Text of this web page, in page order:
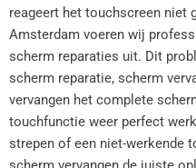
reageert het touchscreen niet
Amsterdam voeren wij
scherm reparaties uit. Dit
scherm reparatie, scherm
vervangen het complete
touchfunctie weer perfect
strepen of een niet-werkende